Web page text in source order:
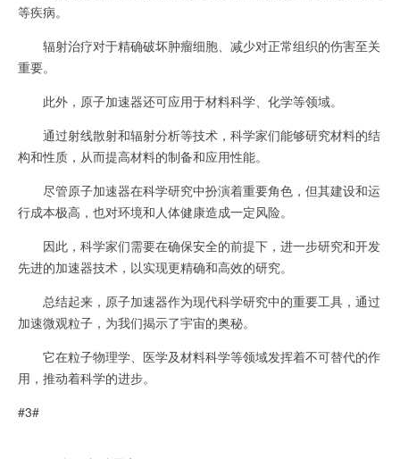
等疾病。
辐射治疗对于精确破坏肿瘤细胞、减少对正常组织的伤害至关
重要。
此外，原子加速器还可应用于材料科学、化学等领域。
通过射线散射和辐射分析等技术，科学家们能够研究材料的结
构和性质，从而提高材料的制备和应用性能。
尽管原子加速器在科学研究中扮演着重要角色，但其建设和运
行成本极高，也对环境和人体健康造成一定风险。
因此，科学家们需要在确保安全的前提下，进一步研究和开发
先进的加速器技术，以实现更精确和高效的研究。
总结起来，原子加速器作为现代科学研究中的重要工具，通过
加速微观粒子，为我们揭示了宇宙的奥秘。
它在粒子物理学、医学及材料科学等领域发挥着不可替代的作
用，推动着科学的进步。
#3#